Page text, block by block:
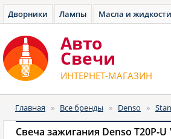
Дворники Лампы Масла и жидкости
Авто
Cвечи
ИНТЕРНЕТ-МАГАЗИН
Главная » Все бренды » Denso »
Свеча зажигания Denso T20P-